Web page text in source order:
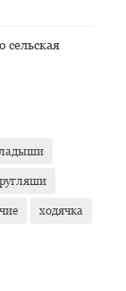
сельская
ходячка